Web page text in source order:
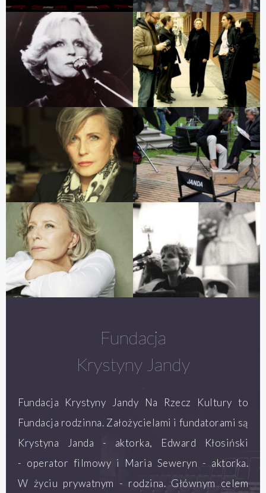
Fundacja
Krystyny Jandy
Fundacja Krystyny Jandy Na Rzecz Kultury to
Fundacja rodzinna. Założycielami i fundatorami są
Krystyna Janda - aktorka, Edward Kłosiński
- operator filmowy i Maria Seweryn - aktorka.
W życiu prywatnym - rodzina. Głównym celem